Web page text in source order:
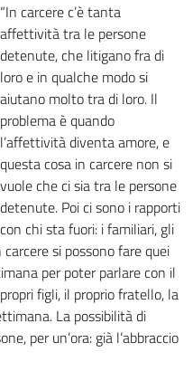
“In carcere c’è tanta
affettività tra le persone
detenute, che litigano fra di
loro e in qualche modo si
aiutano molto tra di loro. Il
problema è quando
l’affettività diventa amore, e
questa cosa in carcere non si
vuole che ci sia tra le persone
detenute. Poi ci sono i rapporti
con chi sta fuori: i familiari, gli
si possono fare quei
per poter parlare con il
figli, il proprio fratello, la
La possibilità di
per un’ora: già l’abbraccio